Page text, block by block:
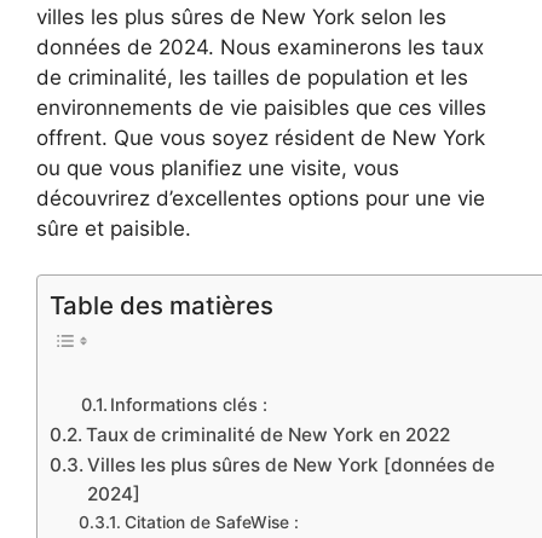
villes les plus sûres de New York selon les
données de 2024. Nous examinerons les taux
de criminalité, les tailles de population et les
environnements de vie paisibles que ces villes
offrent. Que vous soyez résident de New York
ou que vous planifiez une visite, vous
découvrirez d’excellentes options pour une vie
sûre et paisible.
Table des matières
Informations clés :
Taux de criminalité de New York en 2022
Villes les plus sûres de New York [données de
2024]
Citation de SafeWise :